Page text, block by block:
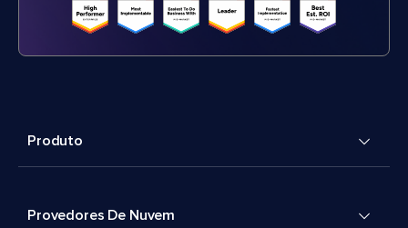
Produto
Provedores De Nuvem